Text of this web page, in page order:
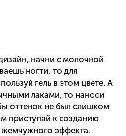
начни с молочной
ногти, то для
гель в этом цвете. А
лаками, то наноси
оттенок не был слишком
приступай к созданию
эффекта.